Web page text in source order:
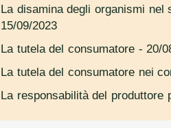
La disamina degli organismi
15/09/2023
La tutela del consumatore - 20/
La tutela del consumatore nei
La responsabilità del produttore